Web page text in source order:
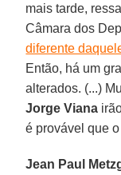
mais tarde,
Câmara dos
diferente
Então, há um
alterados. (...)
Jorge Viana
é provável que
Jean Paul